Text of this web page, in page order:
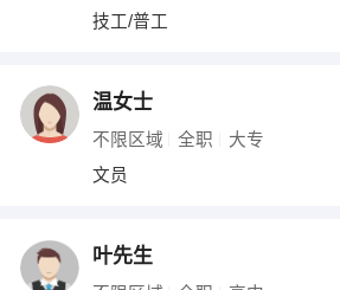
编辑
其他职位
技工/普工
温女士
不限区域 全职 大专
文员
叶先生